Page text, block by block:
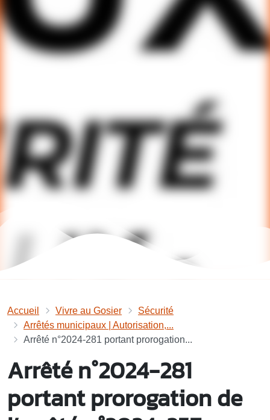
Accueil Vivre au Gosier
Sécurité
Arrêtés municipaux | Autorisation,...
Arrêté n°2024-281 portant prorogation...
Arrêté n°2024-281
portant prorogation de